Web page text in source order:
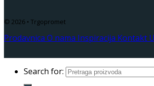
© 2026 • Trgopromet
Prodavnica O nama Inspiracija Kontakt
Search for: